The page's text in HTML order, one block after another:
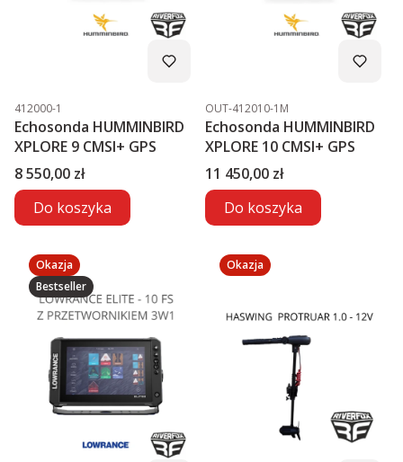
Kod produktu
412000-1
Echosonda HUMMINBIRD
XPLORE 9 CMSI+ GPS
Cena
8 550,00 zł
Do koszyka
Kod produktu
OUT-412010-1M
Echosonda HUMMINBIRD
XPLORE 10 CMSI+ GPS
Cena
11 450,00 zł
Do koszyka
Okazja
Bestseller
Okazja